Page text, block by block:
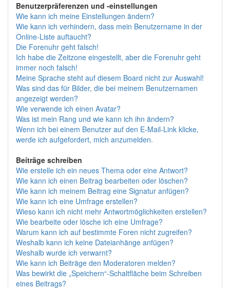
Benutzerpräferenzen und -einstellungen
Wie kann ich meine Einstellungen ändern?
Wie kann ich verhindern, dass mein Benutzername in der
Online-Liste auftaucht?
Die Forenuhr geht falsch!
Ich habe die Zeitzone eingestellt, aber die Forenuhr geht
immer noch falsch!
Meine Sprache steht auf diesem Board nicht zur Auswahl!
Was sind das für Bilder, die bei meinem Benutzernamen
angezeigt werden?
Wie verwende ich einen Avatar?
Was ist mein Rang und wie kann ich ihn ändern?
Wenn ich bei einem Benutzer auf den E-Mail-Link klicke,
werde ich aufgefordert, mich anzumelden.
Beiträge schreiben
Wie erstelle ich ein neues Thema oder eine Antwort?
Wie kann ich einen Beitrag bearbeiten oder löschen?
Wie kann ich meinem Beitrag eine Signatur anfügen?
Wie kann ich eine Umfrage erstellen?
Wieso kann ich nicht mehr Antwortmöglichkeiten erstellen?
Wie bearbeite oder lösche ich eine Umfrage?
Warum kann ich auf bestimmte Foren nicht zugreifen?
Weshalb kann ich keine Dateianhänge anfügen?
Weshalb wurde ich verwarnt?
Wie kann ich Beiträge den Moderatoren melden?
Was bewirkt die „Speichern“-Schaltfläche beim Schreiben
eines Beitrags?